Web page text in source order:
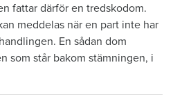
fattar därför en tredskodom.
meddelas när en part inte har
En sådan dom
som står bakom stämningen, i